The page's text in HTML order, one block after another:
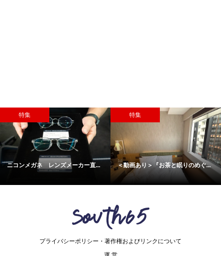
ガネ レンズメーカー直...
特集
＜動画あり＞『お茶と眠りのめぐ...
特
＜撮り
『横...
プライバシーポリシー・著作権およびリンクについて